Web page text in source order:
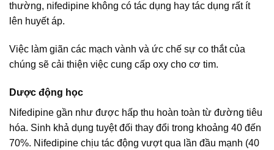
thường, nifedipine không có tác dụng hay tác dụng rất ít
lên huyết áp.
Việc làm giãn các mạch vành và ức chế sự co thắt của
chúng sẽ cải thiện việc cung cấp oxy cho cơ tim.
Dược động học
Nifedipine gần như được hấp thu hoàn toàn từ đường tiêu
hóa. Sinh khả dụng tuyệt đối thay đổi trong khoảng 40 đến
70%. Nifedipine chịu tác động vượt qua lần đầu mạnh (40